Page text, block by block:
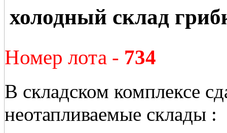
холодный склад
Номер лота - 734
В складском комплексе
неотапливаемые склады :